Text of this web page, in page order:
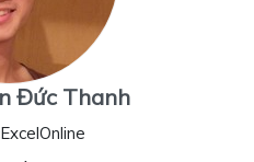
Đức Thanh